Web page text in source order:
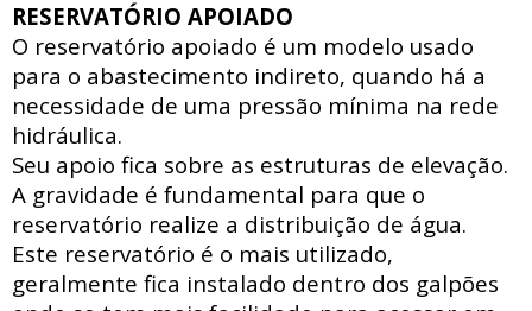
RESERVATÓRIO APOIADO
O reservatório apoiado é um modelo usado
para o abastecimento indireto, quando há a
necessidade de uma pressão mínima na rede
hidráulica.
Seu apoio fica sobre as estruturas de elevação.
A gravidade é fundamental para que o
reservatório realize a distribuição de água.
Este reservatório é o mais utilizado,
geralmente fica instalado dentro dos galpões